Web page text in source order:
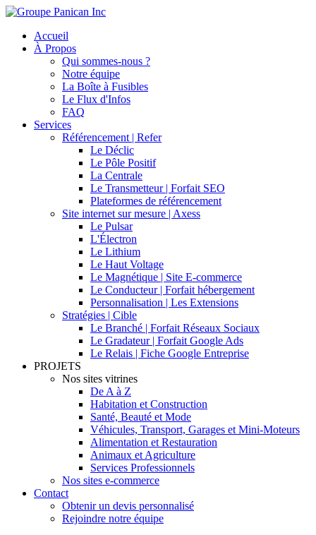
Accueil
À Propos
Qui sommes-nous ?
Notre équipe
La Boîte à Fusibles
Le Flux d'Infos
FAQ
Services
Référencement | Refer
Le Déclic
Le Pôle Positif
La Centrale
Le Transmetteur | Forfait SEO
Plateformes de référencement
Site internet sur mesure | Axess
Le Pulsar
L'Électron
Le Lithium
Le Haut Voltage
Le Magnétique | Site E-commerce
Le Conducteur | Forfait hébergement
Personnalisation | Les Extensions
Stratégies | Cible
Le Branché | Forfait Réseaux Sociaux
Le Gradateur | Forfait Google Ads
Le Relais | Fiche Google Entreprise
PROJETS
Nos sites vitrines
De A à Z
Habitation et Construction
Santé, Beauté et Mode
Véhicules, Transport, Garages et Mini-Moteurs
Alimentation et Restauration
Animaux et Agriculture
Services Professionnels
Nos sites e-commerce
Contact
Obtenir un devis personnalisé
Rejoindre notre équipe